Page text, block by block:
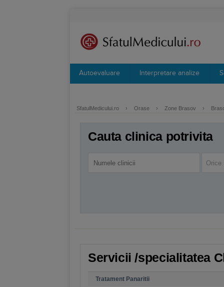
Autoevaluare Interpretare analize
SfatulMedicului.ro › Orase › Zone Brasov ›
Cauta clinica potrivita
Orice
Servicii /specialitatea
Tratament Panaritii